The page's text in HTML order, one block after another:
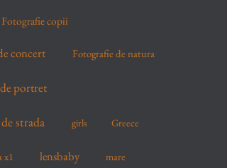
Fotografie copii
concert Fotografie de natura
portret
strada girls Greece
x1 lensbaby mare